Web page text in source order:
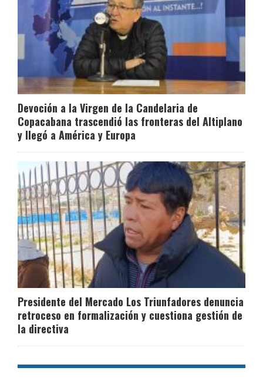
Devoción a la Virgen de la Candelaria de
Copacabana trascendió las fronteras del Altiplano
y llegó a América y Europa
Presidente del Mercado Los Triunfadores denuncia
retroceso en formalización y cuestiona gestión de
la directiva